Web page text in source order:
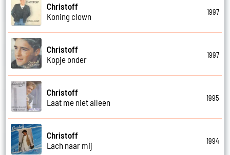
Christoff
Koning clown
1997
Christoff
Kopje onder
1997
Christoff
Laat me niet alleen
1995
Christoff
Lach naar mij
1994